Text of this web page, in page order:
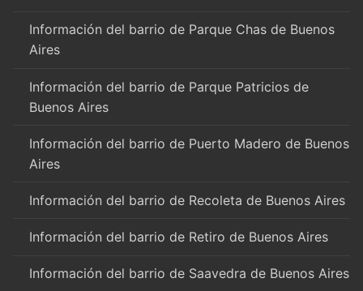
Información del barrio de Parque Chas de Buenos
Aires
Información del barrio de Parque Patricios de
Buenos Aires
Información del barrio de Puerto Madero de Buenos
Aires
Información del barrio de Recoleta de Buenos Aires
Información del barrio de Retiro de Buenos Aires
Información del barrio de Saavedra de Buenos Aires